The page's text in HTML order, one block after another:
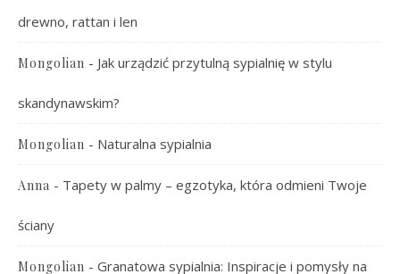
drewno, rattan i len
Mongolian - Jak urządzić przytulną sypialnię w stylu
skandynawskim?
Mongolian - Naturalna sypialnia
Anna - Tapety w palmy – egzotyka, która odmieni Twoje
ściany
Mongolian - Granatowa sypialnia: Inspiracje i pomysły na